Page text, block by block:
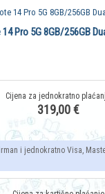
Pro 5G 8GB/256GB
319,00 €
i jednokratno Visa,